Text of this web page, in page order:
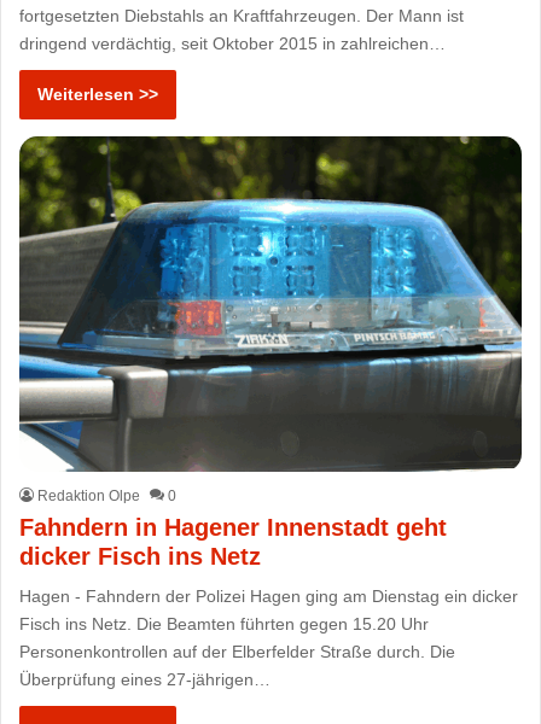
fortgesetzten Diebstahls an Kraftfahrzeugen. Der Mann ist
dringend verdächtig, seit Oktober 2015 in zahlreichen…
Weiterlesen >>
Redaktion Olpe 0
Fahndern in Hagener Innenstadt geht
dicker Fisch ins Netz
Hagen - Fahndern der Polizei Hagen ging am Dienstag ein dicker
Fisch ins Netz. Die Beamten führten gegen 15.20 Uhr
Personenkontrollen auf der Elberfelder Straße durch. Die
Überprüfung eines 27-jährigen…